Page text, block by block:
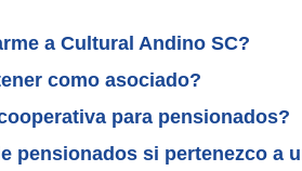
a Cultural Andino SC?
como asociado?
para pensionados?
pensionados si pertenezco a